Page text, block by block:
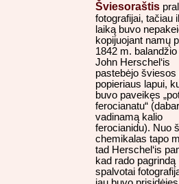
Šviesoraštis
fotografijai, tačiau
laiką buvo
kopijuojant namų
1842 m. balandžio
John Herschel‘is
pastebėjo šviesos
popieriaus lapui,
buvo paveikęs
ferocianatu“ (dabar
vadinamą kalio
ferocianidu). Nuo
chemikalas tapo
tad Herschel‘is
kad rado pagrindą
spalvotai